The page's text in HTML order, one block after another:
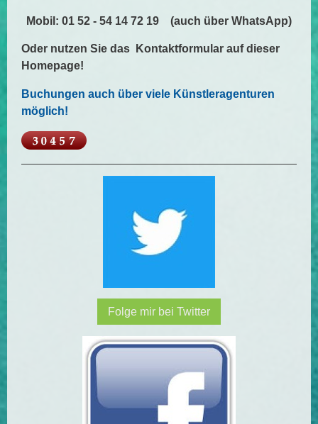
Mobil: 01 52 - 54 14 72 19 (auch über WhatsApp)
Oder nutzen Sie das Kontaktformular auf dieser
Homepage!
Buchungen auch über viele Künstleragenturen
möglich!
Folge mir bei Twitter